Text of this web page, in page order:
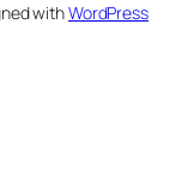
withWordPress